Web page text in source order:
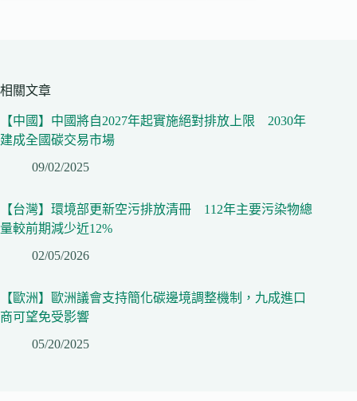
相關文章
【中國】中國將自2027年起實施絕對排放上限 2030年
建成全國碳交易市場
09/02/2025
【台灣】環境部更新空污排放清冊 112年主要污染物總
量較前期減少近12%
02/05/2026
【歐洲】歐洲議會支持簡化碳邊境調整機制，九成進口
商可望免受影響
05/20/2025